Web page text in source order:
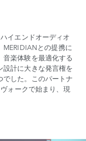
イエンドオーディオ
MERIDIANとの提携に
楽体験を最適化する
計に大きな発言権を
した。このパートナ
ォークで始まり、現